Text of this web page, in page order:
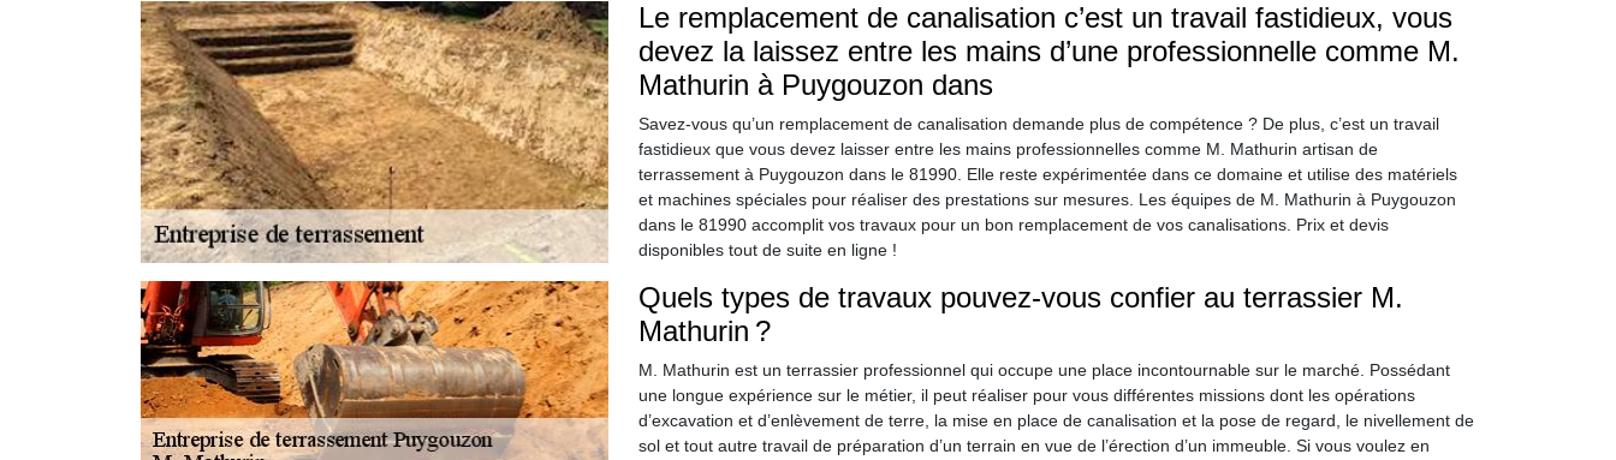
Le remplacement de canalisation c’est un travail fastidieux, vous
devez la laissez entre les mains d’une professionnelle comme M.
Mathurin à Puygouzon dans
Savez-vous qu’un remplacement de canalisation demande plus de compétence ? De plus, c’est un travail
fastidieux que vous devez laisser entre les mains professionnelles comme M. Mathurin artisan de
terrassement à Puygouzon dans le 81990. Elle reste expérimentée dans ce domaine et utilise des matériels
et machines spéciales pour réaliser des prestations sur mesures. Les équipes de M. Mathurin à Puygouzon
dans le 81990 accomplit vos travaux pour un bon remplacement de vos canalisations. Prix et devis
disponibles tout de suite en ligne !
Quels types de travaux pouvez-vous confier au terrassier M.
Mathurin ?
M. Mathurin est un terrassier professionnel qui occupe une place incontournable sur le marché. Possédant
une longue expérience sur le métier, il peut réaliser pour vous différentes missions dont les opérations
d’excavation et d’enlèvement de terre, la mise en place de canalisation et la pose de regard, le nivellement de
sol et tout autre travail de préparation d’un terrain en vue de l’érection d’un immeuble. Si vous voulez en